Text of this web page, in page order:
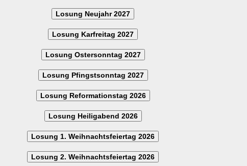
Losung Neujahr 2027
Losung Karfreitag 2027
Losung Ostersonntag 2027
Losung Pfingstsonntag 2027
Losung Reformationstag 2026
Losung Heiligabend 2026
Losung 1. Weihnachtsfeiertag 2026
Losung 2. Weihnachtsfeiertag 2026